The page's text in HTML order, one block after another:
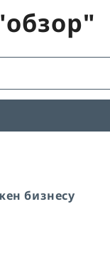
бизнесу